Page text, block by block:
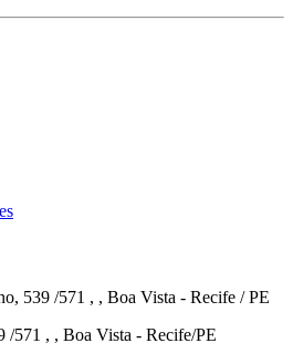
539 /571 , , Boa Vista - Recife /PE
/571 , , Boa Vista - Recife/PE